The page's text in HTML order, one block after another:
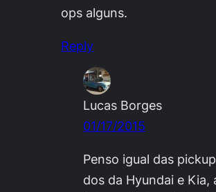
ops alguns.
Reply
Lucas Borges
01/17/2015
Penso igual das
dos da Hyundai e Kia,